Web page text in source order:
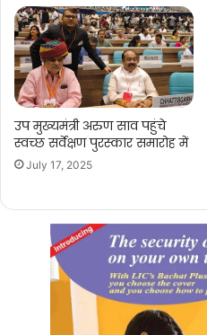
उप मुख्यमंत्री अरुण साव पहुंचे
स्वच्छ सर्वेक्षण पुरस्कार समारोह में
July 17, 2025